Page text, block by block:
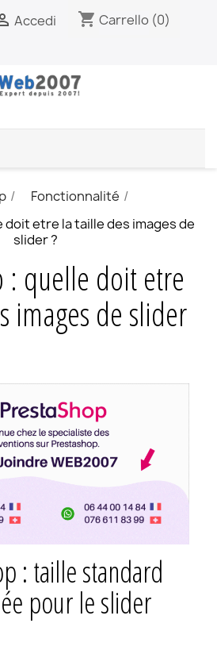
Accedi shopping_cart Carrello (0)
Fonctionnalité
doit etre la taille des images de
slider ?
: quelle doit etre
images de slider
: taille standard
pour le slider